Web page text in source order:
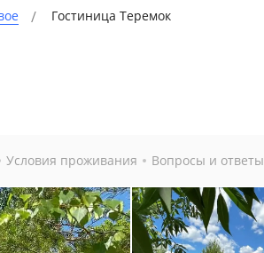
Гостиница Теремок
Условия проживания Вопросы и ответы